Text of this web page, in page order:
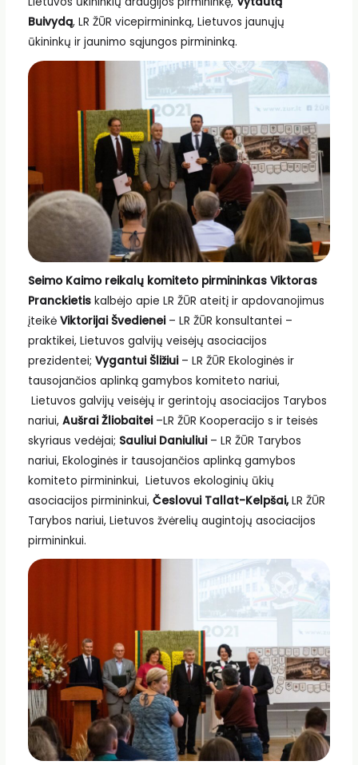
Buivydą, LR ŽŪR vicepirmininką, Lietuvos jaunųjų
ūkininkų ir jaunimo sąjungos pirmininką.
Seimo Kaimo reikalų komiteto pirmininkas Viktoras
Pranckietiskalbėjo apie LR ŽŪR ateitį ir apdovanojimus
įteikė Viktorijai Švedienei– LR ŽŪR konsultantei –
praktikei, Lietuvos galvijų veisėjų asociacijos
prezidentei; Vygantui Šližiui– LR ŽŪR Ekologinės ir
tausojančios aplinką gamybos komiteto nariui,
Lietuvos galvijų veisėjų ir gerintojų asociacijos Tarybos
nariui, Aušrai Žliobaitei–LR ŽŪR Kooperacijo s ir teisės
skyriaus vedėjai; Sauliui Daniuliui– LR ŽŪR Tarybos
nariui, Ekologinės ir tausojančios aplinką gamybos
komiteto pirmininkui, Lietuvos ekologinių ūkių
asociacijos pirmininkui, Česlovui Tallat-Kelpšai,LR ŽŪR
Tarybos nariui, Lietuvos žvėrelių augintojų asociacijos
pirmininkui.